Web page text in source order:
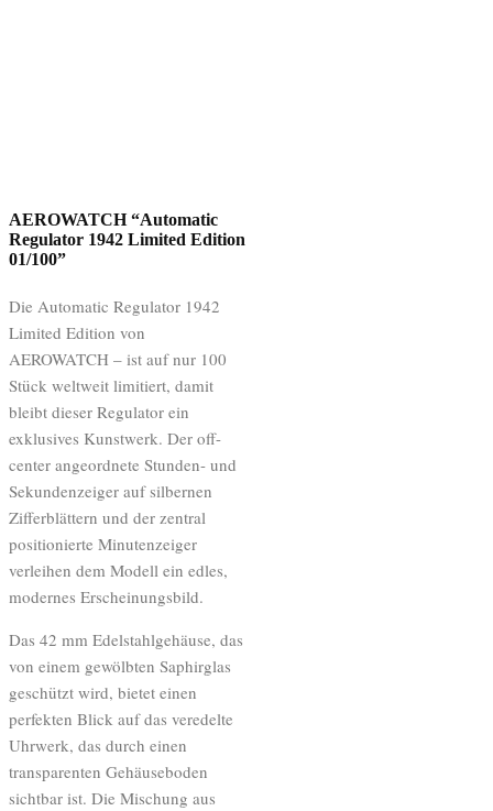
AEROWATCH “Automatic
Regulator 1942 Limited Edition
01/100”
Die Automatic Regulator 1942
Limited Edition von
AEROWATCH – ist auf nur 100
Stück weltweit limitiert, damit
bleibt dieser Regulator ein
exklusives Kunstwerk. Der off-
center angeordnete Stunden- und
Sekundenzeiger auf silbernen
Zifferblättern und der zentral
positionierte Minutenzeiger
verleihen dem Modell ein edles,
modernes Erscheinungsbild.
Das 42 mm Edelstahlgehäuse, das
von einem gewölbten Saphirglas
geschützt wird, bietet einen
perfekten Blick auf das veredelte
Uhrwerk, das durch einen
transparenten Gehäuseboden
sichtbar ist. Die Mischung aus